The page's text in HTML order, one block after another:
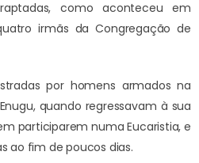
como aconteceu em
irmãs da Congregação de
por homens armados na
quando regressavam à sua
participarem numa Eucaristia, e
ao fim de poucos dias.